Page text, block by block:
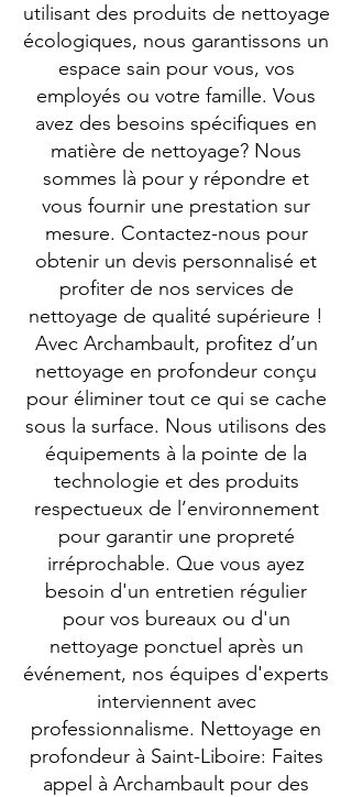
utilisant des produits de nettoyage
écologiques, nous garantissons un
espace sain pour vous, vos
employés ou votre famille. Vous
avez des besoins spécifiques en
matière de nettoyage? Nous
sommes là pour y répondre et
vous fournir une prestation sur
mesure. Contactez-nous pour
obtenir un devis personnalisé et
profiter de nos services de
nettoyage de qualité supérieure !
Avec Archambault, profitez d’un
nettoyage en profondeur conçu
pour éliminer tout ce qui se cache
sous la surface. Nous utilisons des
équipements à la pointe de la
technologie et des produits
respectueux de l’environnement
pour garantir une propreté
irréprochable. Que vous ayez
besoin d'un entretien régulier
pour vos bureaux ou d'un
nettoyage ponctuel après un
événement, nos équipes d'experts
interviennent avec
professionnalisme. Nettoyage en
profondeur à Saint-Liboire: Faites
appel à Archambault pour des